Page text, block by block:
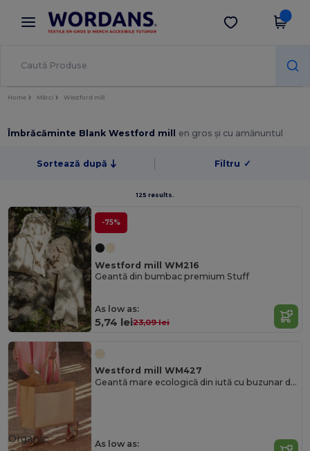
× Aplicația Wordans
Prețuri mai bune în aplicație!
Descarcă app
Home Mărci Westford mill
Îmbrăcăminte Blank Westford mill en gros și cu amănuntul
Sortează după Filtru ✓
125 results.
-75%
Westford mill WM216
Geantă din bumbac premium Stuff
As low as:
5,74 lei23,09 lei
Westford mill WM427
Geantă mare ecologică din iută cu buzunar din pânză
As low as:
Organic